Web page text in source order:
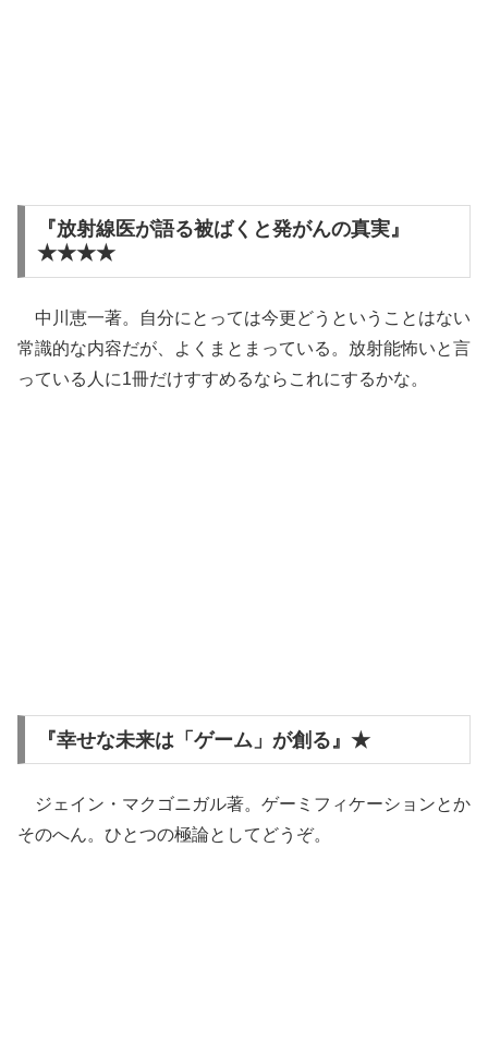
『放射線医が語る被ばくと発がんの真実』
★★★★
中川恵一著。自分にとっては今更どうということはない
常識的な内容だが、よくまとまっている。放射能怖いと言
っている人に1冊だけすすめるならこれにするかな。
『幸せな未来は「ゲーム」が創る』★
ジェイン・マクゴニガル著。ゲーミフィケーションとか
そのへん。ひとつの極論としてどうぞ。